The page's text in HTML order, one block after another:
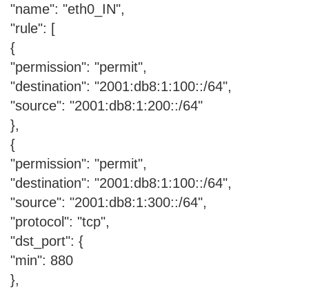
"name": "eth0_IN",
"rule": [
{
"permission": "permit",
"destination": "2001:db8:1:100::/64",
"source": "2001:db8:1:200::/64"
},
{
"permission": "permit",
"destination": "2001:db8:1:100::/64",
"source": "2001:db8:1:300::/64",
"protocol": "tcp",
"dst_port": {
"min": 880
},